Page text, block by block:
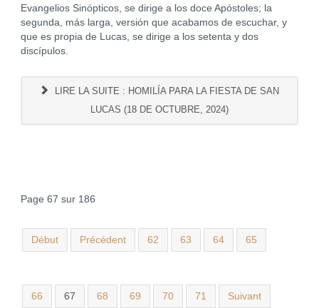
Evangelios Sinópticos, se dirige a los doce Apóstoles; la
segunda, más larga, versión que acabamos de escuchar, y
que es propia de Lucas, se dirige a los setenta y dos
discípulos.
LIRE LA SUITE : HOMILÍA PARA LA FIESTA DE SAN
LUCAS (18 DE OCTUBRE, 2024)
Page 67 sur 186
Début Précédent 62 63 64 65
66 67 68 69 70 71 Suivant